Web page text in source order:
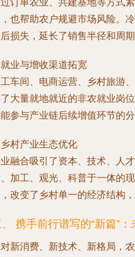
也帮助农户规避市场风险。
损失，延长了销售半径和周期
业与增收渠道拓宽
车间、电商运营、乡村旅游
大量就地就近的非农就业岗
参与产业链后续增值环节的
村产业生态优化
融合吸引了资本、技术、人
加工、观光、科普于一体的
改变了乡村单一的经济结构，
携手前行谱写的“新篇”
新消费、新技术、新格局，